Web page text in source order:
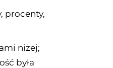
procenty,
niżej;
była